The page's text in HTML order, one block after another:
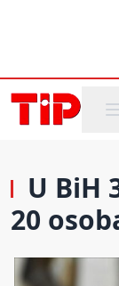
U BiH
20